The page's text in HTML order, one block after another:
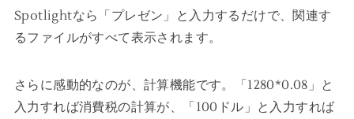
Spotlightなら「プレゼン」と入力するだけで、関連す
るファイルがすべて表示されます。
さらに感動的なのが、計算機能です。「1280*0.08」と
入力すれば消費税の計算が、「100ドル」と入力すれば